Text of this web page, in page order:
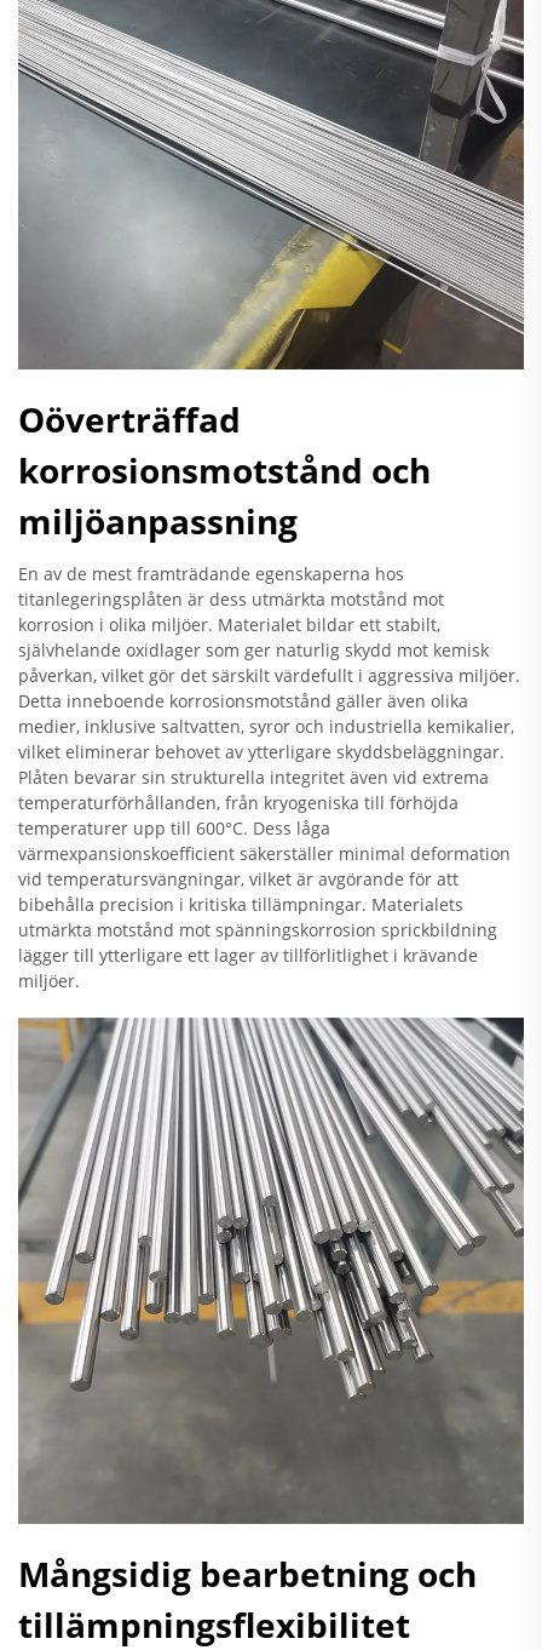
Oöverträffad
korrosionsmotstånd och
miljöanpassning
En av de mest framträdande egenskaperna hos
titanlegeringsplåten är dess utmärkta motstånd mot
korrosion i olika miljöer. Materialet bildar ett stabilt,
självhelande oxidlager som ger naturlig skydd mot kemisk
påverkan, vilket gör det särskilt värdefullt i aggressiva miljöer.
Detta inneboende korrosionsmotstånd gäller även olika
medier, inklusive saltvatten, syror och industriella kemikalier,
vilket eliminerar behovet av ytterligare skyddsbeläggningar.
Plåten bevarar sin strukturella integritet även vid extrema
temperaturförhållanden, från kryogeniska till förhöjda
temperaturer upp till 600°C. Dess låga
värmexpansionskoefficient säkerställer minimal deformation
vid temperatursvängningar, vilket är avgörande för att
bibehålla precision i kritiska tillämpningar. Materialets
utmärkta motstånd mot spänningskorrosion sprickbildning
lägger till ytterligare ett lager av tillförlitlighet i krävande
miljöer.
Mångsidig bearbetning och
tillämpningsflexibilitet